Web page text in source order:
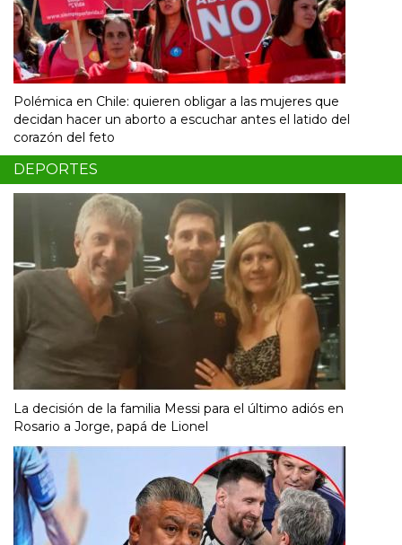
Polémica en Chile: quieren obligar a las mujeres que
decidan hacer un aborto a escuchar antes el latido del
corazón del feto
DEPORTES
La decisión de la familia Messi para el último adiós en
Rosario a Jorge, papá de Lionel